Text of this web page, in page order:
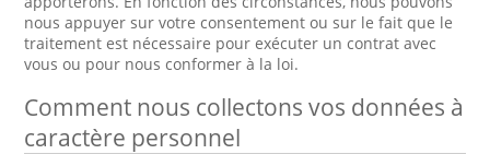
nous appuyer sur votre consentement ou sur le fait que le
traitement est nécessaire pour exécuter un contrat avec
vous ou pour nous conformer à la loi.
Comment nous collectons vos données à
caractère personnel